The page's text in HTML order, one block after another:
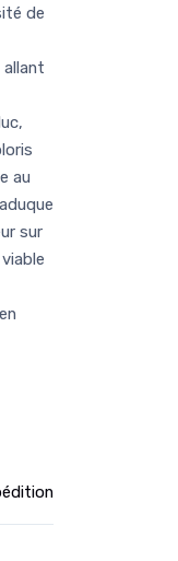
de
allant
au
sur